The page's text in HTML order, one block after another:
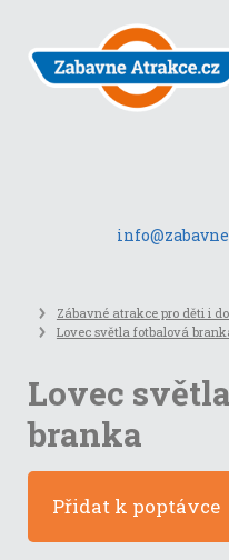
obsah
stránky
Zábavné atrakce pro děti i
Lovec světla fotbalová
Lovec
branka
Přidat k poptávce